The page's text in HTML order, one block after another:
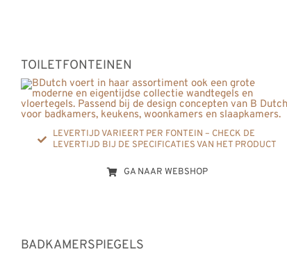
TOILETFONTEINEN
LEVERTIJD VARIEERT PER FONTEIN – CHECK DE
LEVERTIJD BIJ DE SPECIFICATIES VAN HET PRODUCT
GA NAAR WEBSHOP
BADKAMERSPIEGELS